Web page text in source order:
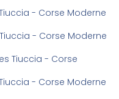
- Corse Moderne
- Corse Moderne
Tiuccia - Corse
- Corse Moderne